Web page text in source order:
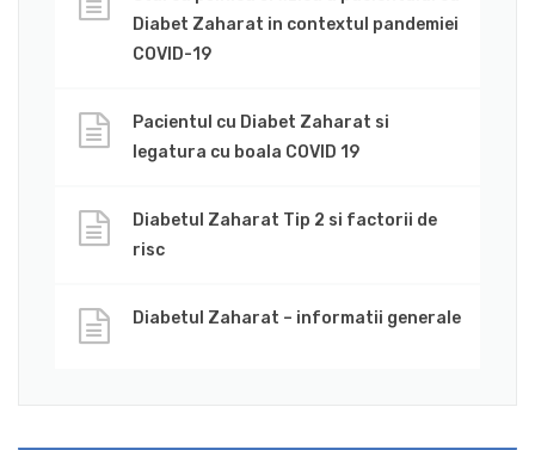
Diabet Zaharat in contextul pandemiei
COVID-19
Pacientul cu Diabet Zaharat si
legatura cu boala COVID 19
Diabetul Zaharat Tip 2 si factorii de
risc
Diabetul Zaharat – informatii generale